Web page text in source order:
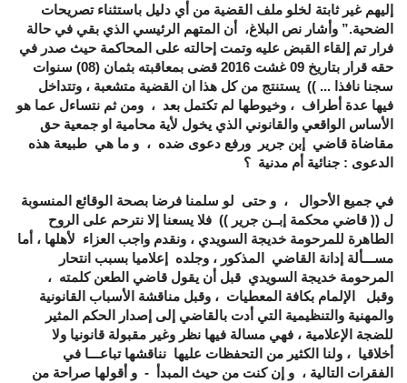
إليهم غير ثابتة لخلو ملف القضية من أي دليل باستثناء تصريحات
الضحية”. وأشار نص البلاغ، أن المتهم الرئيسي الذي بقي في حالة
فرار تم إلقاء القبض عليه وتمت إحالته على المحاكمة حيث صدر في
حقه قرار بتاريخ 09 غشت 2016 قضى بمعاقبته بثمان (08) سنوات
سجنا نافذا ... )) يستنتج من كل هذا ان القضية متشعبة ، وتتداخل
فيها عدة أطراف ، وخيوطها لم تكتمل بعد ، ومن ثم نتساءل عما هو
الأساس الواقعي والقانوني الذي يخول لأية محامية او جمعية حق
مقاضاة قاضي إبن جرير ورفع دعوى ضده ، و ما هي طبيعة هذه
الدعوى : جنائية أم مدنية ؟
في جميع الأحوال ، و حتى لو سلمنا فرضا بصحة الوقائع المنسوبة
ل (( قاضي محكمة إبــن جرير )) فلا يسعنا إلا نترحم على الروح
الطاهرة للمرحومة خديجة السويدي ، ونقدم واجب العزاء لأهلها ، أما
مســـألة إدانة القاضي المذكور ، وجلده إعلاميا بسبب انتحار
المرحومة خديجة السويدي قبل أن يقول قاضي الطعن كلمته ،
وقبل الإلمام بكافة المعطيات ، وقبل مناقشة الأسباب القانونية
والمهنية والتنظيمية التي أدت بالقاضي إلى إصدار الحكم المثير
للضجة الإعلامية ، فهي مسالة فيها نظر وغير مقبولة قانونيا ولا
أخلاقيا ، ولنا الكثير من التحفظات عليها نناقشها تباعـــا في
الفقرات التالية ، و إن كنت من حيث المبدأ - و أقولها صراحة من